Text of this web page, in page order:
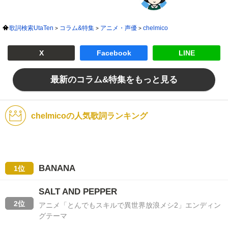
歌詞検索UtaTen コラム&特集 アニメ・声優 chelmico
X Facebook LINE
最新のコラム&特集をもっと見る
chelmicoの人気歌詞ランキング
1位 BANANA
2位
SALT AND PEPPER
アニメ「とんでもスキルで異世界放浪メシ2」エンディン
グテーマ